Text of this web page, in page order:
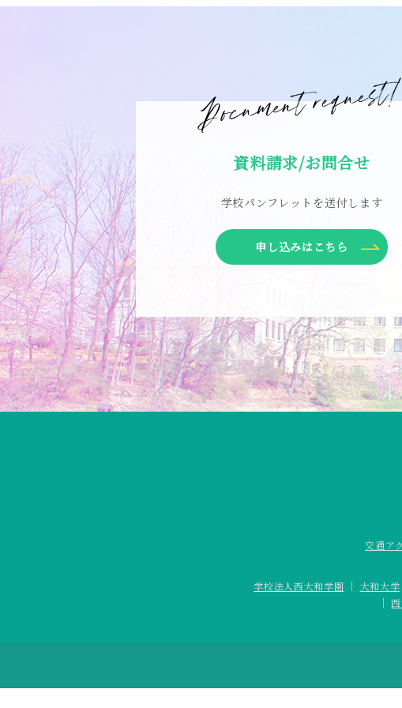
資料請求/お問合せ
学校パンフレットを送付します
申し込みはこちら
交通ア
学校法人西大和学園 ｜ 大和大学
｜